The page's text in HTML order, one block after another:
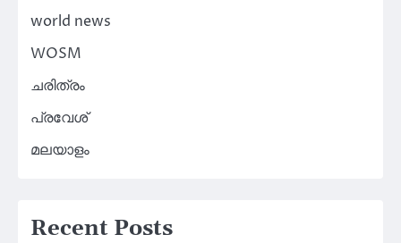
world news
WOSM
ചരിത്രം
പ്രവേശ്
മലയാളം
Recent Posts